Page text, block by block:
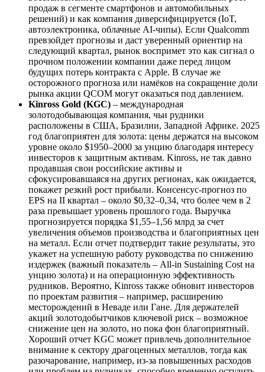
продаж в сегменте смартфонов и автомобильных
решений) и как компания диверсифицируется (IoT,
автоэлектроника, облачные AI-чипы). Если Qualcomm
превзойдет прогнозы и даст уверенный ориентир на
следующий квартал, рынок воспримет это как сигнал о
прочном положении компании даже перед лицом
будущих потерь контракта с Apple. В случае же
осторожного прогноза или намёков на сокращение доли
рынка акции QCOM могут оказаться под давлением.
Kinross Gold (KGC) – международная
золотодобывающая компания, чьи рудники
расположены в США, Бразилии, Западной Африке. 2025
год благоприятен для золота: цены держатся на высоком
уровне около $1950–2000 за унцию благодаря интересу
инвесторов к защитным активам. Kinross, не так давно
продавшая свои российские активы и
сфокусировавшаяся на других регионах, как ожидается,
покажет резкий рост прибыли. Консенсус-прогноз по
EPS на II квартал – около $0,32–0,34, что более чем в 2
раза превышает уровень прошлого года. Выручка
прогнозируется порядка $1,55–1,56 млрд за счет
увеличения объемов производства и благоприятных цен
на металл. Если отчет подтвердит такие результаты, это
укажет на успешную работу руководства по снижению
издержек (важный показатель – All-in Sustaining Cost на
унцию золота) и на операционную эффективность
рудников. Вероятно, Kinross также обновит инвесторов
по проектам развития – например, расширению
месторождений в Неваде или Гане. Для держателей
акций золотодобытчиков ключевой риск – возможное
снижение цен на золото, но пока фон благоприятный.
Хороший отчет KGC может привлечь дополнительное
внимание к сектору драгоценных металлов, тогда как
разочарование, например, из-за повышенных расходов